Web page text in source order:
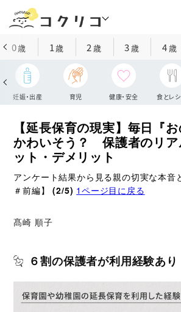
0歳 1歳 2 歳 3歳 4歳
妊娠・出産 育児 健康・安全 食とレ
【延長保育の現実】毎日『
かわいそう？ 保護者のリア
ット・デメリット
アンケート結果から見る親の切実な本音
＃前編】(2/5) 1ページ目に戻る
髙崎 順子
６割の保護者が利用経験あり